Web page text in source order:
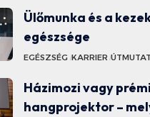
Ülőmunka és a
egészsége
EGÉSZSÉG KARRIER
Házimozi vagy
hangprojektor –